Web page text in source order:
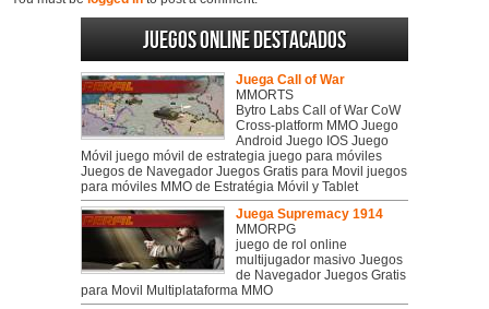
Juegos online destacados
Juega Call of War
MMORTS
Bytro Labs Call of War CoW
Cross-platform MMO Juego
Android Juego IOS Juego
Móvil juego móvil de estrategia juego para móviles
Juegos de Navegador Juegos Gratis para Movil juegos
para móviles MMO de Estratégia Móvil y Tablet
Juega Supremacy 1914
MMORPG
juego de rol online
multijugador masivo Juegos
de Navegador Juegos Gratis
para Movil Multiplataforma MMO